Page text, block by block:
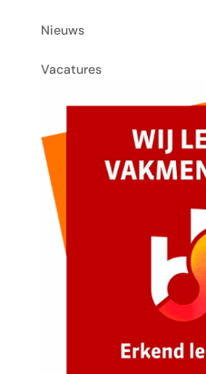
Nieuws
Vacatures